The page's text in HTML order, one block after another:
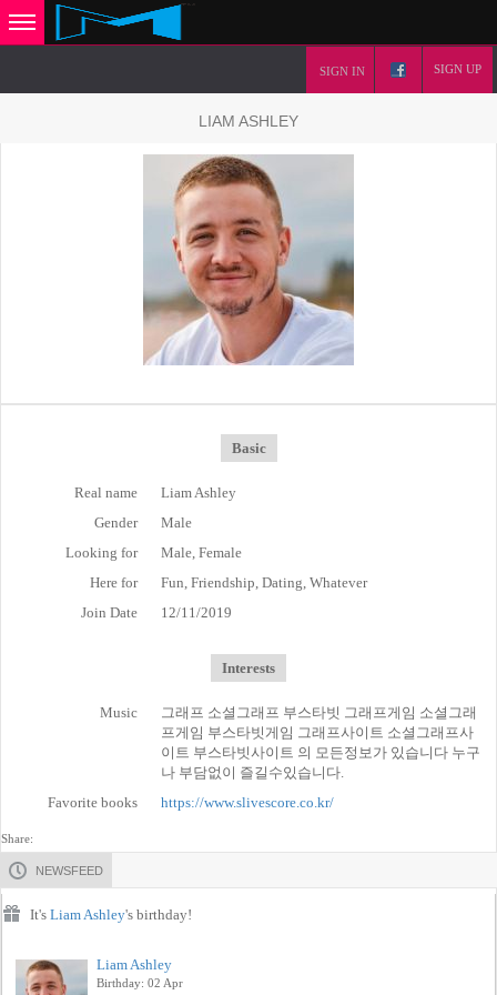
SIGN IN SIGN UP
LIAM ASHLEY
Basic
Real name
Liam Ashley
Gender
Male
Looking for
Male, Female
Here for
Fun, Friendship, Dating, Whatever
Join Date
12/11/2019
Interests
Music
그래프 소셜그래프 부스타빗 그래프게임 소셜그래
프게임 부스타빗게임 그래프사이트 소셜그래프사
이트 부스타빗사이트 의 모든정보가 있습니다 누구
나 부담없이 즐길수있습니다.
Favorite books
https://www.slivescore.co.kr/
Share:
NEWSFEED
It's Liam Ashley's birthday!
Liam Ashley
Birthday: 02 Apr